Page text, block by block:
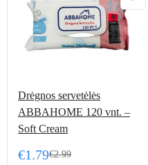
Drėgnos servetėlės
ABBAHOME 120 vnt. –
Soft Cream
€2.99
Original price was:
€1.79
Current price is: €1.79.